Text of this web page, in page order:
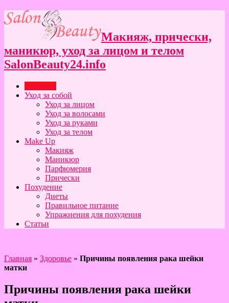
Макияж, прически,
маникюр, уход за лицом и телом
SalonBeauty24.info
Здоровье
Уход за собой
Уход за лицом
Уход за волосами
Уход за руками
Уход за телом
Make Up
Макияж
Маникюр
Парфюмерия
Прически
Похудение
Диеты
Правильное питание
Упражнения для похудения
Статьи
Главная » Здоровье » Причины появления рака шейки
матки
Причины появления рака шейки